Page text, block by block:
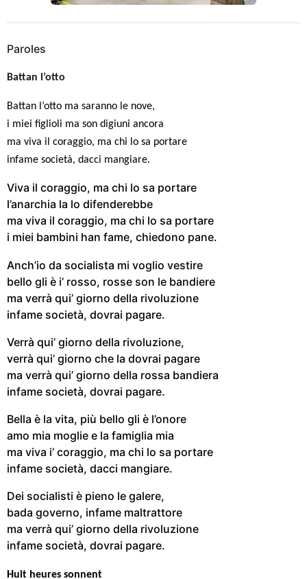
Paroles
Battan l’otto
Battan l’otto ma saranno le nove,
i miei figlioli ma son digiuni ancora
ma viva il coraggio, ma chi lo sa portare
infame società, dacci mangiare.
Viva il coraggio, ma chi lo sa portare
l’anarchia la lo difenderebbe
ma viva il coraggio, ma chi lo sa portare
i miei bambini han fame, chiedono pane.
Anch’io da socialista mi voglio vestire
bello gli è i’ rosso, rosse son le bandiere
ma verrà qui’ giorno della rivoluzione
infame società, dovrai pagare.
Verrà qui’ giorno della rivoluzione,
verrà qui’ giorno che la dovrai pagare
ma verrà qui’ giorno della rossa bandiera
infame società, dovrai pagare.
Bella è la vita, più bello gli è l’onore
amo mia moglie e la famiglia mia
ma viva i’ coraggio, ma chi lo sa portare
infame società, dacci mangiare.
Dei socialisti è pieno le galere,
bada governo, infame maltrattore
ma verrà qui’ giorno della rivoluzione
infame società, dovrai pagare.
Huit heures sonnent